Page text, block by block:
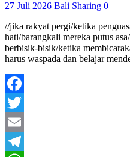
27 Juli 2026 Bali Sharing 0
//jika rakyat pergi/ketika
hati/barangkali mereka putus
berbisik-bisik/ketika
harus waspada dan belajar
Facebook
Twitter
Email